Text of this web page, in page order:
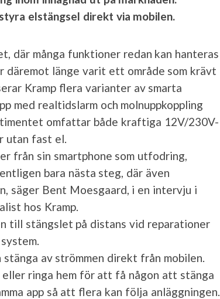
elstängsel direkt via mobilen.
där många funktioner redan kan hanteras
däremot länge varit ett område som krävt
Kramp flera varianter av smarta
med realtidslarm och molnuppkoppling
omfattar både kraftiga 12V/230V-
utan fast el.
från sin smartphone som utfodring,
bara nästa steg, där även
säger Bent Moesgaard, i en intervju i
hos Kramp.
till stängslet på distans vid reparationer
stänga av strömmen direkt från mobilen.
ringa hem för att få någon att stänga
app så att flera kan följa anläggningen.